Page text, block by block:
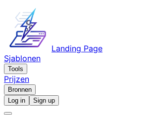
Landing Page
Sjablonen
Tools
Prijzen
Bronnen
Log in
Sign up